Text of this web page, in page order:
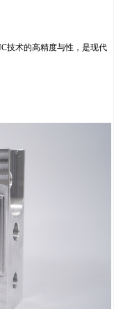
技术的高精度与性，是现代